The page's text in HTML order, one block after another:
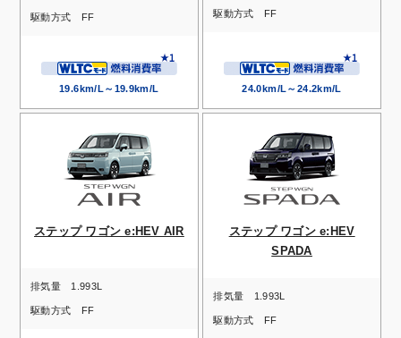
駆動方式 FF
19.6km/L～19.9km/L
駆動方式 FF
24.0km/L～24.2km/L
ステップ ワゴン e:HEV AIR
排気量 1.993L
駆動方式 FF
ステップ ワゴン e:HEV
SPADA
排気量 1.993L
駆動方式 FF